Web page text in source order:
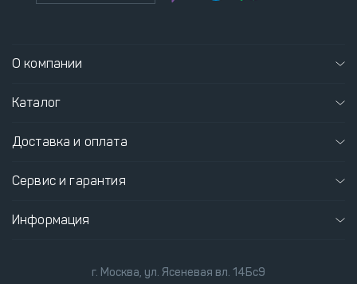
О компании
Каталог
Доставка и оплата
Сервис и гарантия
Информация
г. Москва, ул. Ясеневая вл. 14Бс9